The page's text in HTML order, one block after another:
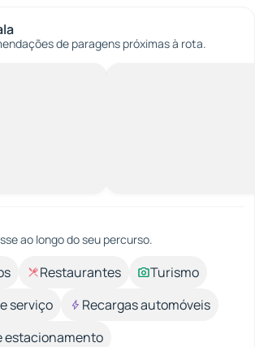
de paragens próximas à rota.
ao longo do seu percurso.
Restaurantes
Turismo
serviço
Recargas automóveis
estacionamento